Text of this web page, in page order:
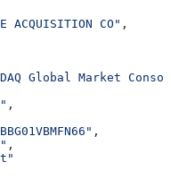
ACQUISITION CO" ,
Global Market
,
,
,